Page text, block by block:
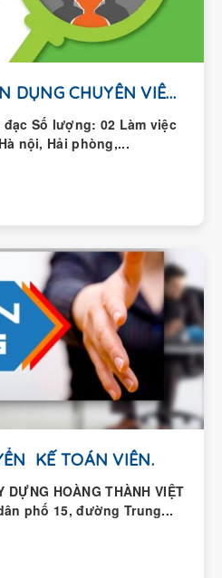
THÔNG BÁO TUYỂN DỤNG CHUYÊN VIÊN TRẮC ĐẠC
Số lượng: 02 Làm việc
nội, Hải phòng,...
KẾ TOÁN VIÊN.
DỰNG HOÀNG THÀNH VIỆT
phố 15, đường Trung...